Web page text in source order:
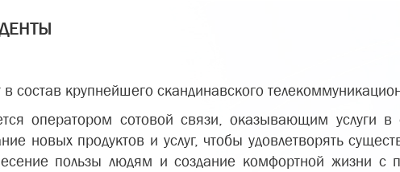
состав крупнейшего скандинавского
оператором сотовой связи, оказывающим
новых продуктов и услуг, чтобы удовлетворять
пользы людям и создание комфортной жизни